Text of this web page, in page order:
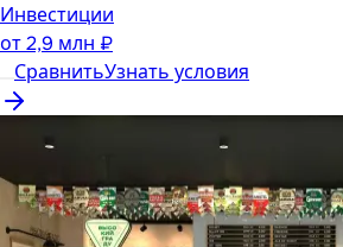
Инвестиции
от2,9 млн ₽
СравнитьУзнать условия